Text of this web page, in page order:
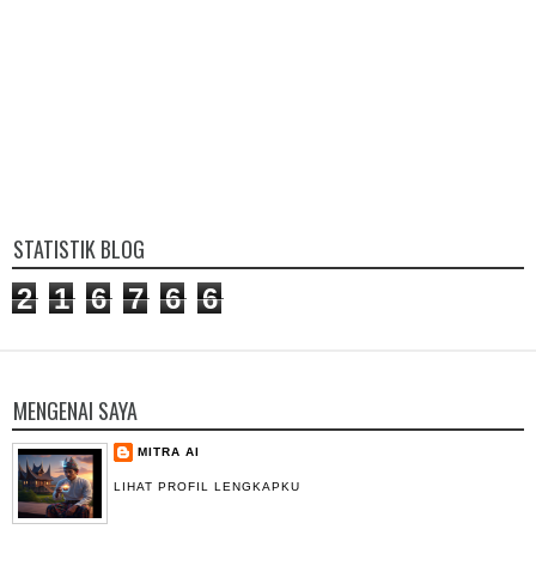
STATISTIK BLOG
2 1 6 7 6 6
MENGENAI SAYA
MITRA AI
LIHAT PROFIL LENGKAPKU